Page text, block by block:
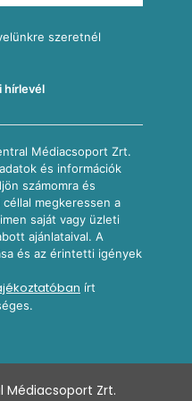
szeretnél
hírlevél
Médiacsoport Zrt.
és információk
számomra és
megkeressen a
saját vagy üzleti
ajánlataival. A
és az érintetti igények
írt
Médiacsoport Zrt.